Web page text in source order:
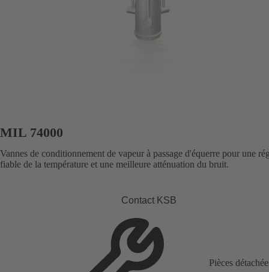
MIL 74000
Vannes de conditionnement de vapeur à passage d'équerre pour une
fiable de la température et une meilleure atténuation du bruit.
Contact KSB
Pièces